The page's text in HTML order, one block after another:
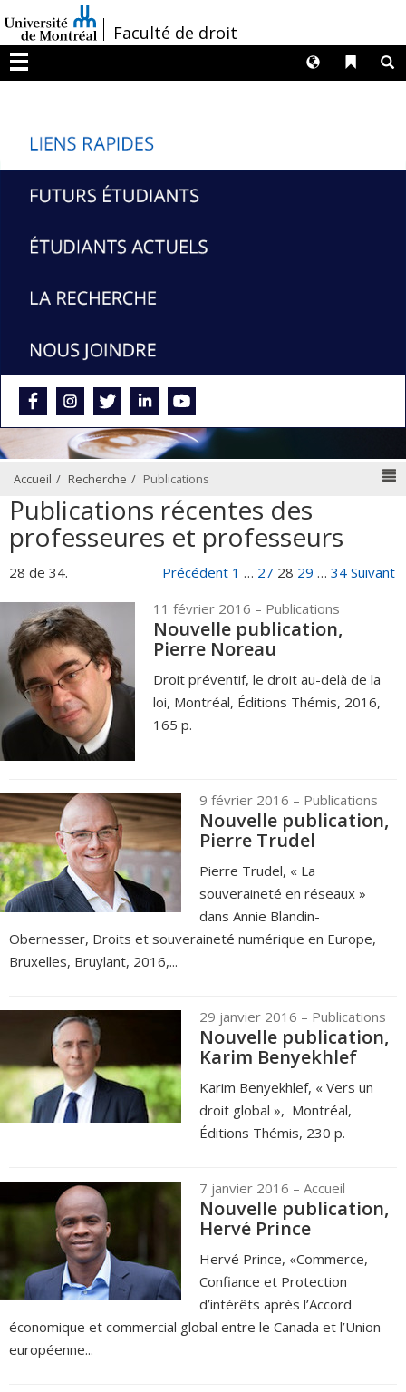
au
contenu
/Faculté de droit
Menu
Liens
Langues
Accueil Recherche Publications
Publications récentes des
professeures et professeurs
28 de 34. Précédent 1 … 27 28 29 … 34 Suivant
11 février 2016 – Publications
Nouvelle publication,
Pierre Noreau
Droit préventif, le droit au-delà de la
loi, Montréal, Éditions Thémis, 2016,
165 p.
9 février 2016 – Publications
Nouvelle publication,
Pierre Trudel
Pierre Trudel, « La
souveraineté en réseaux »
dans Annie Blandin-
Obernesser, Droits et souveraineté numérique en Europe,
Bruxelles, Bruylant, 2016,...
29 janvier 2016 – Publications
Nouvelle publication,
Karim Benyekhlef
Karim Benyekhlef, « Vers un
droit global », Montréal,
Éditions Thémis, 230 p.
7 janvier 2016 – Accueil
Nouvelle publication,
Hervé Prince
Hervé Prince, «Commerce,
Confiance et Protection
d’intérêts après l’Accord
économique et commercial global entre le Canada et l’Union
européenne...